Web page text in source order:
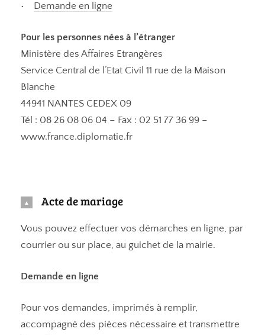
• Demande en ligne
Pour les personnes nées à l’étranger
Ministère des Affaires Etrangères
Service Central de l’Etat Civil 11 rue de la Maison
Blanche
44941 NANTES CEDEX 09
Tél : 08 26 08 06 04 – Fax : 02 51 77 36 99 –
www.france.diplomatie.fr
Acte de mariage
Vous pouvez effectuer vos démarches en ligne, par
courrier ou sur place, au guichet de la mairie.
Demande en ligne
Pour vos demandes, imprimés à remplir,
accompagné des pièces nécessaire et transmettre